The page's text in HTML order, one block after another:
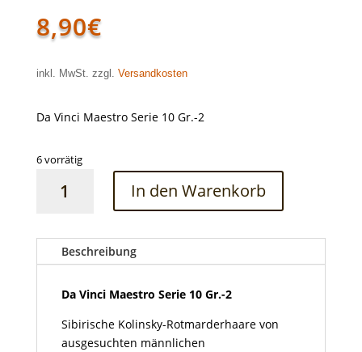
8,90€
inkl. MwSt. zzgl. Versandkosten
Da Vinci Maestro Serie 10 Gr.-2
6 vorrätig
Gr.-2
Menge
In den Warenkorb
Beschreibung
Da Vinci Maestro Serie 10 Gr.-2
Sibirische Kolinsky-Rotmarderhaare von
ausgesuchten männlichen